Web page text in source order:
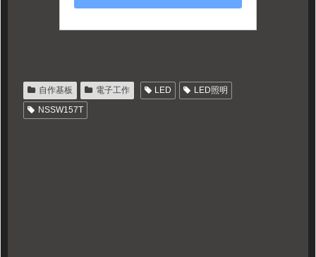
自作基板 電子工作 LED
LED照明
NSSW157T